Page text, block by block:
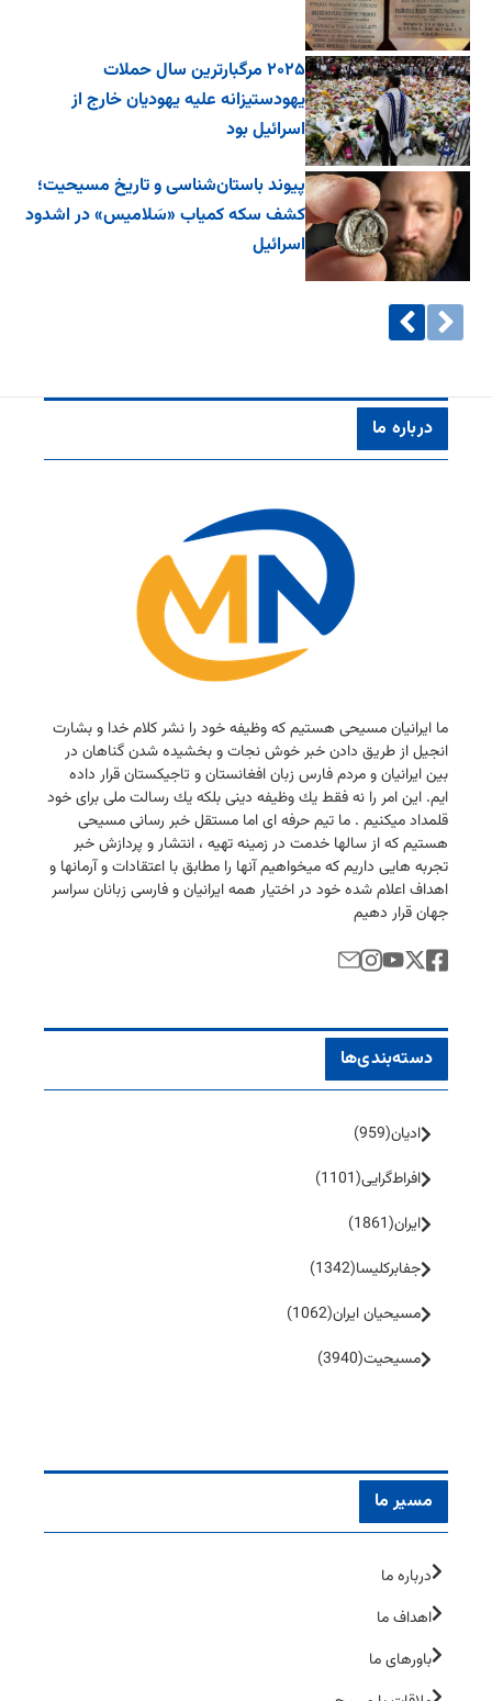
۲۰۲۵ مرگبارترین سال حملات
یهودستیزانه علیه یهودیان خارج از
اسرائیل بود
پیوند باستان‌شناسی و تاریخ مسیحیت؛
کشف سکه کمیاب «سَلامیس» در اشدود
اسرائیل
درباره ما
ما ایرانیان مسیحی هستیم كه وظیفه خود را نشر كلام خدا و بشارت
انجیل از طریق دادن خبر خوش نجات و بخشیده شدن گناهان در
بین ایرانیان و مردم فارس زبان افغانستان و تاجیكستان قرار داده
ایم. این امر را نه فقط یك وظیفه دینی بلكه یك رسالت ملی برای خود
قلمداد میكنیم . ما تیم حرفه ای اما مستقل خبر رسانی مسیحی
هستیم كه از سالها خدمت در زمینه تهیه ، انتشار و پردازش خبر
تجربه هایی داریم كه میخواهیم آنها را مطابق با اعتقادات و آرمانها و
اهداف اعلام شده خود در اختیار همه ایرانیان و فارسی زبانان سراسر
جهان قرار دهیم
دسته‌بندی‌ها
ادیان(959)
افراط‌گرایی(1101)
ایران(1861)
جفا‌بر‌کلیسا(1342)
مسیحیان ایران(1062)
مسیحیت(3940)
مسیر ما
درباره ما
اهداف ما
باورهای ما